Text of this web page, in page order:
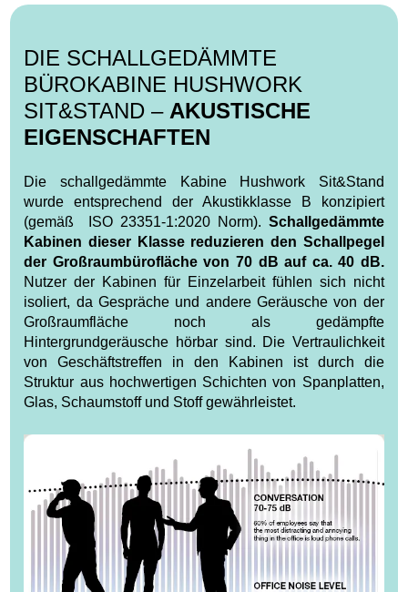
DIE SCHALLGEDÄMMTE
BÜROKABINE HUSHWORK
SIT&STAND – AKUSTISCHE
EIGENSCHAFTEN
Die schallgedämmte Kabine Hushwork Sit&Stand
wurde entsprechend der Akustikklasse B konzipiert
(gemäß ISO 23351‑1:2020 Norm). Schallgedämmte
Kabinen dieser Klasse reduzieren den Schallpegel
der Großraumbürofläche von 70 dB auf ca. 40 dB.
Nutzer der Kabinen für Einzelarbeit fühlen sich nicht
isoliert, da Gespräche und andere Geräusche von der
Großraumfläche noch als gedämpfte
Hintergrundgeräusche hörbar sind. Die Vertraulichkeit
von Geschäftstreffen in den Kabinen ist durch die
Struktur aus hochwertigen Schichten von Spanplatten,
Glas, Schaumstoff und Stoff gewährleistet.